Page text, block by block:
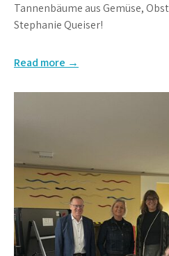
Tannenbäume aus Gemüse,
Stephanie Queiser!
Read more →